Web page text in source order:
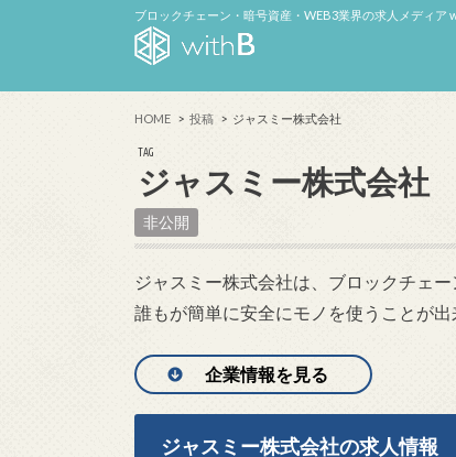
ブロックチェーン・暗号資産・WEB3業界の求人メディア
HOME 投稿 ジャスミー株式会社
TAG
ジャスミー株式会社
非公開
ジャスミー株式会社は、ブロックチェ
誰もが簡単に安全にモノを使うことが出
企業情報を見る
ジャスミー株式会社の求人情報